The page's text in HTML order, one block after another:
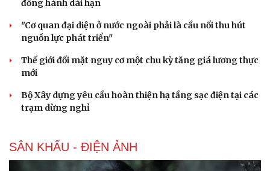
đồng hành dài hạn
"Cơ quan đại diện ở nước ngoài phải là cầu nối thu hút
nguồn lực phát triển"
Thế giới đối mặt nguy cơ một chu kỳ tăng giá lương thực
mới
Bộ Xây dựng yêu cầu hoàn thiện hạ tầng sạc điện tại các
trạm dừng nghỉ
SÂN KHẤU - ĐIỆN ẢNH